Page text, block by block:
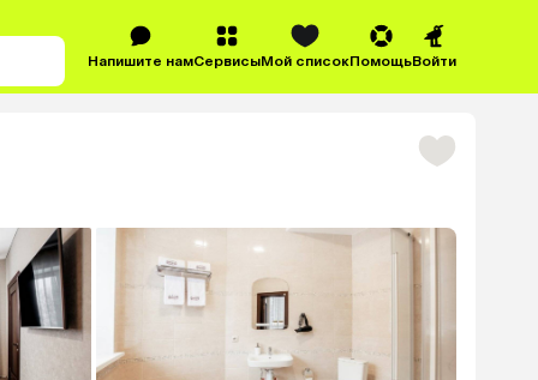
Напишите намСервисыМой списокПомощьВойти